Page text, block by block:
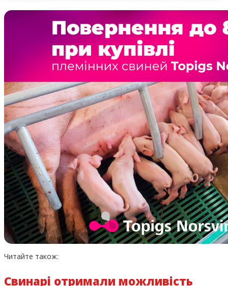
Читайте також:
Свинарі отримали можливість